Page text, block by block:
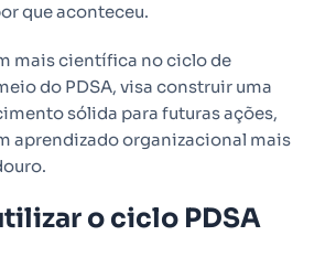
que aconteceu.
mais científica no ciclo de
do PDSA, visa construir uma
sólida para futuras ações,
aprendizado organizacional mais
o ciclo PDSA